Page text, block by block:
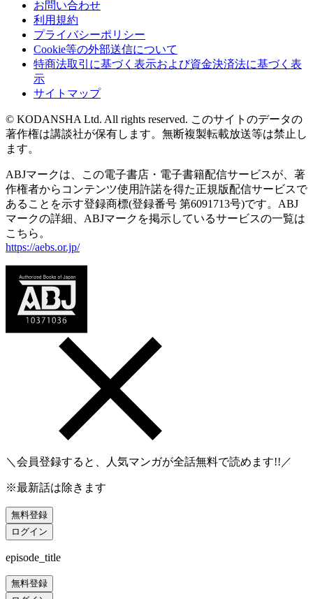
お問い合わせ
利用規約
プライバシーポリシー
Cookie等の外部送信について
特商法取引に基づく表示および資金決済法に基づく表
示
サイトマップ
© KODANSHA Ltd. All rights reserved. このサイトのデータの
著作権は講談社が保有します。無断複製転載放送等は禁止し
ます。
ABJマークは、この電子書店・電子書籍配信サービスが、著
作権者からコンテンツ使用許諾を得た正規版配信サービスで
あることを示す登録商標(登録番号 第6091713号)です。ABJ
マークの詳細、ABJマークを掲示しているサービスの一覧は
こちら。
https://aebs.or.jp/
＼会員登録すると、人気マンガが全話無料で読めます!!／
※最新話は除きます
無料登録
ログイン
episode_title
無料登録